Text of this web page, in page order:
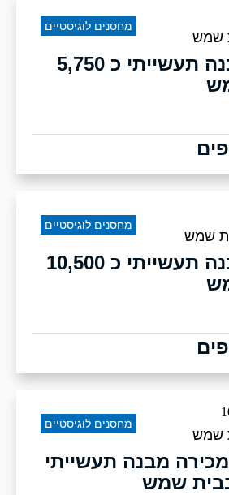
שמש
להשכרה מבנה תעשייתי כ 5,750
מחסנים לוגיסטיים
שמש
להשכרה מבנה תעשייתי כ 10,500
מחסנים לוגיסטיים
שמש
מבנה תעשייתי
מחסנים לוגיסטיים